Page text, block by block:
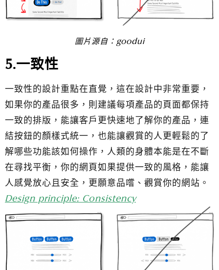
圖片源自： goodui
5.一致性
一致性的設計重點在直覺，這在設計中非常重要，
如果你的產品很多，則建議每項產品的頁面都保持
一致的排版，能讓客戶更快速地了解你的產品，連
結按鈕的顏樣式統一，也能讓觀賞的人更輕鬆的了
解哪些功能該如何操作，人類的身體本能是在不斷
在尋找平衡，你的網頁如果提供一致的風格，能讓
人感覺放心且安全，更願意品嚐、觀賞你的網站。
Design principle: Consistency